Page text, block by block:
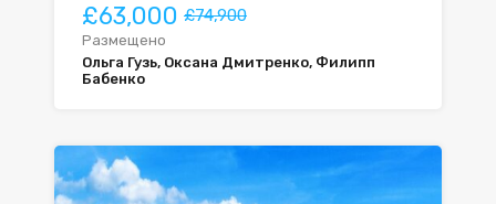
£63,000 £74,900
Размещено
Ольга Гузь, Оксана Дмитренко, Филипп
Бабенко